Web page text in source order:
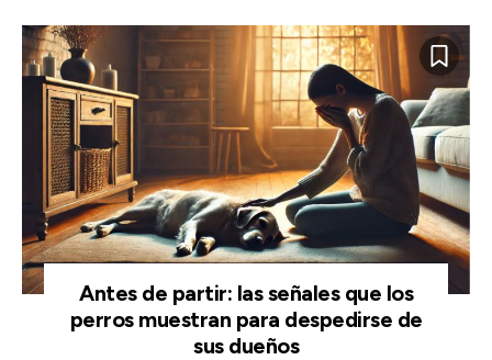
Antes de partir: las señales que los
perros muestran para despedirse de
sus dueños